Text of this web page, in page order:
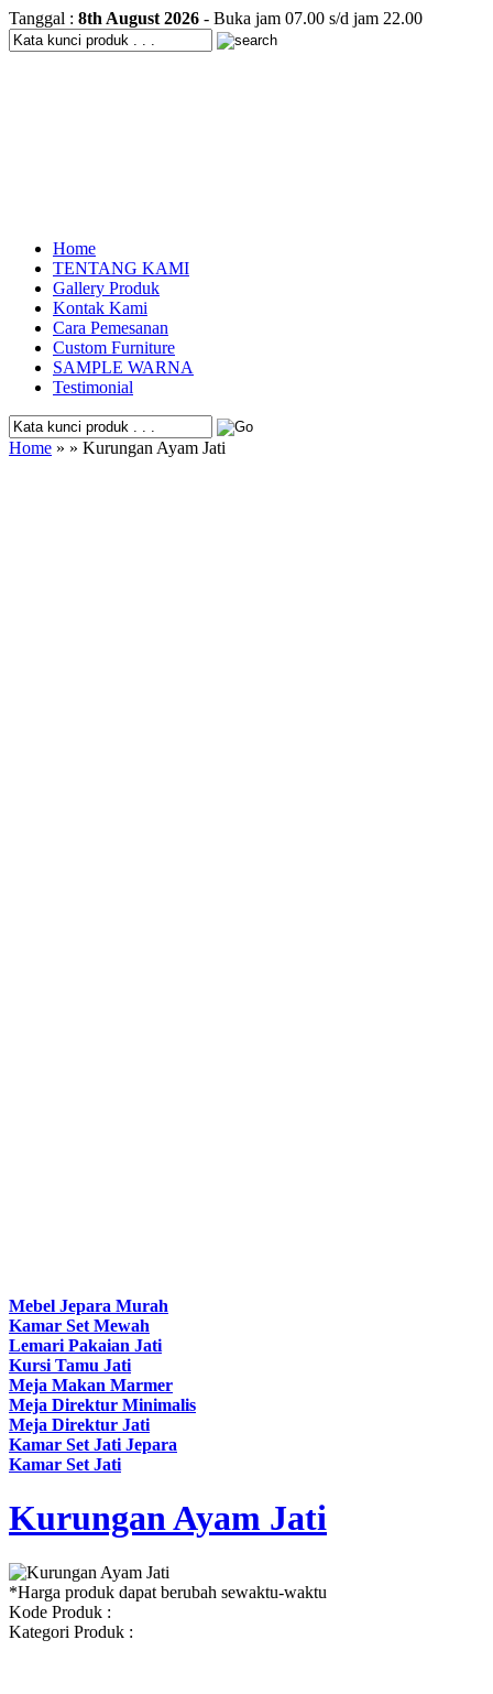
Tanggal : 8th August 2026 - Buka jam 07.00 s/d jam 22.00
Home
TENTANG KAMI
Gallery Produk
Kontak Kami
Cara Pemesanan
Custom Furniture
SAMPLE WARNA
Testimonial
Home » » Kurungan Ayam Jati
Mebel Jepara Murah
Kamar Set Mewah
Lemari Pakaian Jati
Kursi Tamu Jati
Meja Makan Marmer
Meja Direktur Minimalis
Meja Direktur Jati
Kamar Set Jati Jepara
Kamar Set Jati
Kurungan Ayam Jati
*Harga produk dapat berubah sewaktu-waktu
Kode Produk :
Kategori Produk :